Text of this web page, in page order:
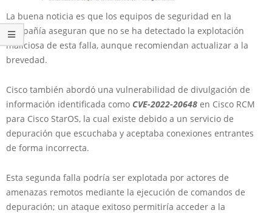
La buena noticia es que los equipos de seguridad en la
compañía aseguran que no se ha detectado la explotación
maliciosa de esta falla, aunque recomiendan actualizar a la
brevedad.
Cisco también abordó una vulnerabilidad de divulgación de
información identificada como CVE-2022-20648 en Cisco RCM
para Cisco StarOS, la cual existe debido a un servicio de
depuración que escuchaba y aceptaba conexiones entrantes
de forma incorrecta.
Esta segunda falla podría ser explotada por actores de
amenazas remotos mediante la ejecución de comandos de
depuración; un ataque exitoso permitiría acceder a la